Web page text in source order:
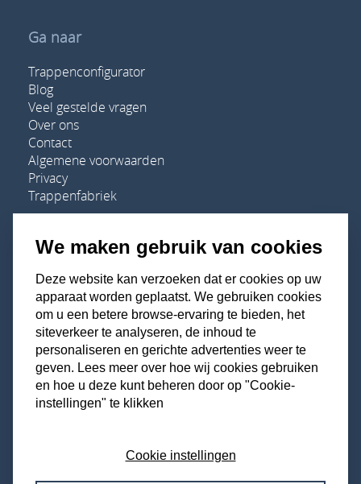
Ga naar
Trappenconfigurator
Blog
Veel gestelde vragen
Over ons
Contact
Algemene voorwaarden
Privacy
Trappenfabriek
Houten Trappen Specialist
De Vente 5A-01
7261 ST Ruurlo
Telefoon:+31 0573 - 23 44 55
E-mail:info@houtentrappenspecialist.nl
We maken gebruik van cookies
Deze website kan verzoeken dat er cookies op uw
apparaat worden geplaatst. We gebruiken cookies
om u een betere browse-ervaring te bieden, het
siteverkeer te analyseren, de inhoud te
personaliseren en gerichte advertenties weer te
geven. Lees meer over hoe wij cookies gebruiken
en hoe u deze kunt beheren door op "Cookie-
instellingen" te klikken
Cookie instellingen